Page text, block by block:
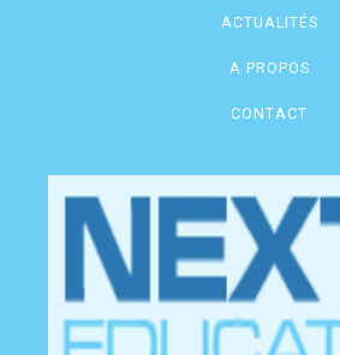
ACTUALITÉS
A PROPOS
CONTACT